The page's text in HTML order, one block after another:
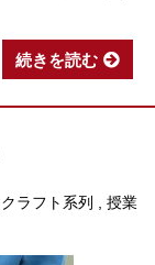
続きを読む
クラフト系列 ,授業